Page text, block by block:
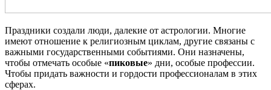
Праздники создали люди, далекие от астрологии. Многие
имеют отношение к религиозным циклам, другие связаны с
важными государственными событиями. Они назначены,
чтобы отмечать особые «пиковые» дни, особые профессии.
Чтобы придать важности и гордости профессионалам в этих
сферах.